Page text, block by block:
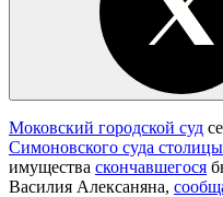
Моковский городской суд
Симоновского суда столицы
имущества скончавшегося
Василия Алексаняна,